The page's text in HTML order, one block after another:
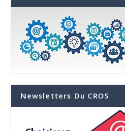
Newsletters Du CROS